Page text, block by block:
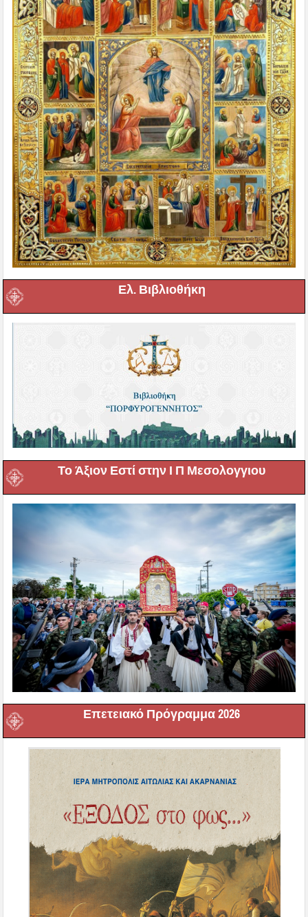
Ελ. Βιβλιοθήκη
Το Άξιον Εστί στην Ι Π Μεσολογγιου
Επετειακό Πρόγραμμα 2026